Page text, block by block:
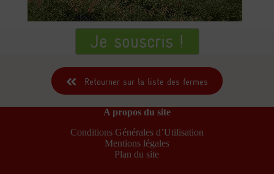
Je souscris !
Retourner sur la liste des fermes
A propos du site
Conditions Générales d’Utilisation
Mentions légales
Plan du site